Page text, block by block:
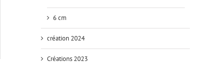
6 cm
création 2024
Créations 2023